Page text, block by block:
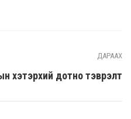
ДАРААХ
хэтэрхий дотно тэврэлт